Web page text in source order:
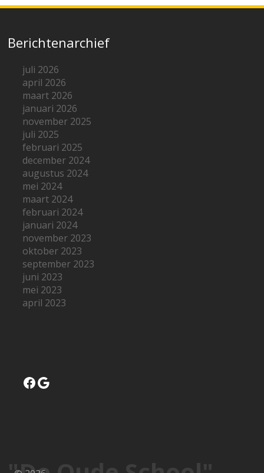
Berichtenarchief
juli 2026
april 2026
maart 2026
januari 2026
november 2025
juli 2025
februari 2025
december 2024
augustus 2024
mei 2024
maart 2024
februari 2024
januari 2024
november 2023
oktober 2023
september 2023
juni 2023
mei 2023
april 2023
Facebook
Google